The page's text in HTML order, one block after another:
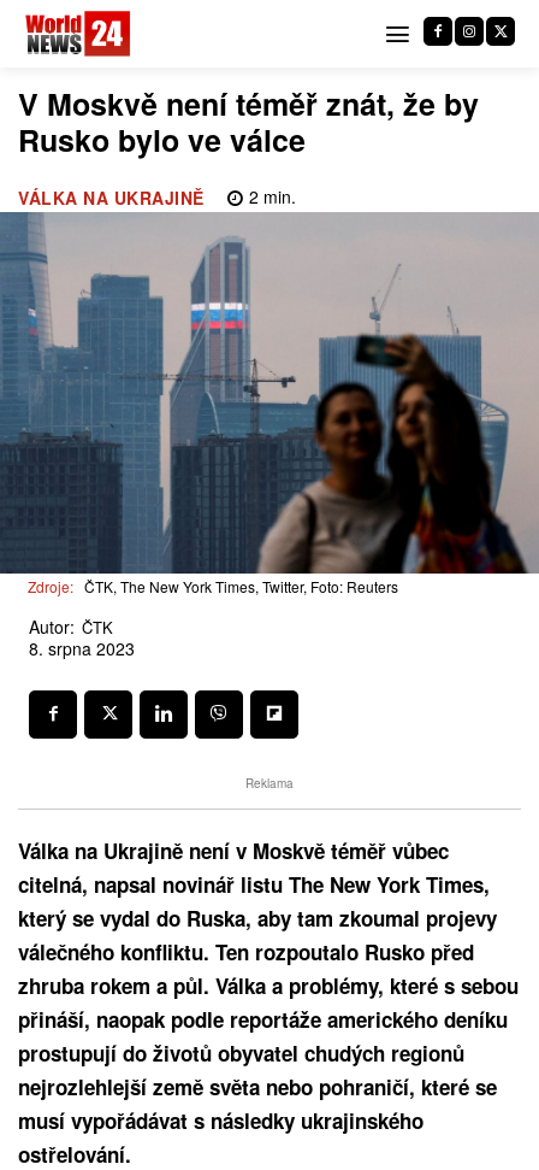
V Moskvě není téměř znát, že by
Rusko bylo ve válce
VÁLKA NA UKRAJINĚ 2 min.
Zdroje: ČTK, The New York Times, Twitter, Foto: Reuters
Autor: ČTK
8. srpna 2023
Reklama
Válka na Ukrajině není v Moskvě téměř vůbec
citelná, napsal novinář listu The New York Times,
který se vydal do Ruska, aby tam zkoumal projevy
válečného konfliktu. Ten rozpoutalo Rusko před
zhruba rokem a půl. Válka a problémy, které s sebou
přináší, naopak podle reportáže amerického deníku
prostupují do životů obyvatel chudých regionů
nejrozlehlejší země světa nebo pohraničí, které se
musí vypořádávat s následky ukrajinského
ostřelování.